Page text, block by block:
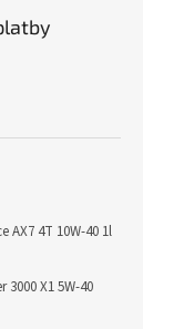
AX7 4T 10W-40 1l
3000 X1 5W-40